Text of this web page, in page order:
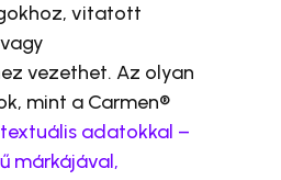
vitatott
vezethet. Az olyan
mint a Carmen®
adatokkal –
márkájával,